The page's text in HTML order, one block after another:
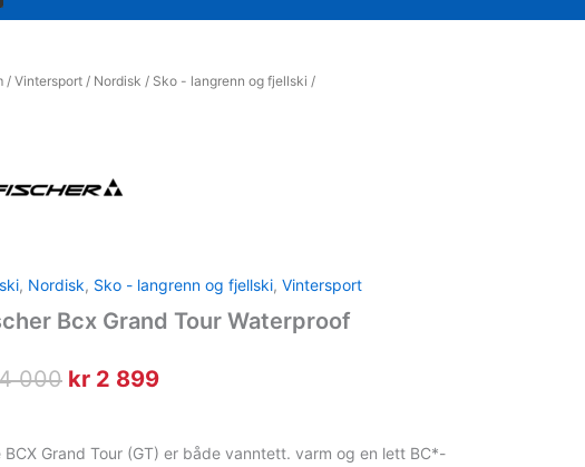
/ Vintersport/ Nordisk / Sko - langrenn og fjellski /
, Nordisk, Sko - langrenn og fjellski, Vintersport
Bcx Grand Tour Waterproof
000 Opprinnelig
var:
kr2 899Nåværende
er:
BCX Grand Tour (GT) er både vanntett. varm og en lett BC*-